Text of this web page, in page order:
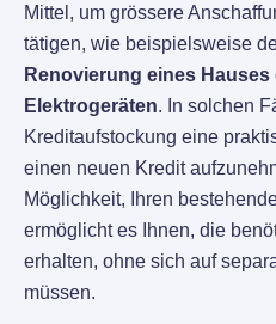
Mittel, um grössere
tätigen, wie beispielsweise
Renovierung eines Hauses
Elektrogeräten. In solchen
Kreditaufstockung eine
einen neuen Kredit
Möglichkeit, Ihren
ermöglicht es Ihnen, die
erhalten, ohne sich auf
müssen.